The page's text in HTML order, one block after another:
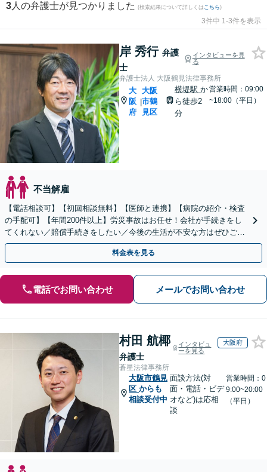
3 人の弁護士が見つかりました (検索結果について詳しくは こちら)
3件中 1-3件を表示
岸 秀行 弁護
士
インタビューを見
る
弁護士法人 大阪鶴見法律事務所
大
阪
府
|
大阪
市鶴
見区
横堤駅 か
ら徒歩2
分
営業時間：09:00
~18:00（平日）
不当解雇
【電話相談可】【初回相談無料】【医師と連携】【病院の紹介・検査
の手配可】【年間200件以上】労災事故はお任せ！会社が手続きをし
てくれない／賠償手続きをしたい／今後の生活が不安な方はぜひご相
談を！労災保険以外にも請求できることがあります。
料金表を見る
電話でお問い合わせ メールでお問い合わせ
村田 航椰
弁護士
インタビュ
ーを見る
大阪府
蒼星法律事務所
大阪市鶴見
区 からも
相談受付中
面談方法(対
面・電話・ビデ
オなど)は応相
談
営業時間：0
9:00~20:00
（平日）